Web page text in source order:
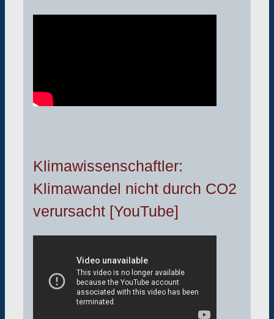
Klimawissenschaftler:
Klimawandel nicht durch CO2
verursacht [YouTube]